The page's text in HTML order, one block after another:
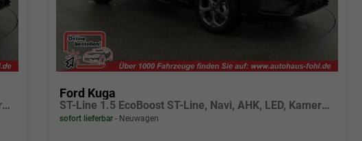
ST-Line 1.5 EcoBoost ST-Line, Navi, AHK, LED, Kamera, Winter, FS beheizbar, 5 J.-Garantie
Ford Kuga
ST-Line 1.5 EcoBoost ST-Line, Navi, AHK, LED, Kamera, Winter, FS beheizbar, 5 J.-Garantie
sofort lieferbar Neuwagen